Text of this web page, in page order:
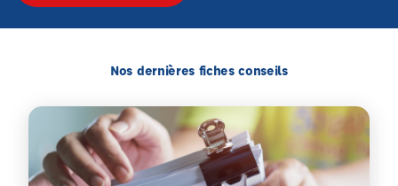
Nos dernières fiches conseils